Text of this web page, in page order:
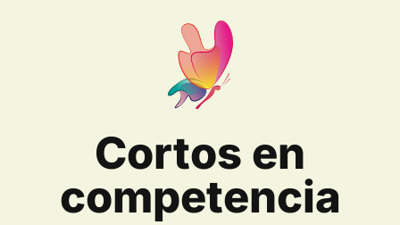
Cortos en
competencia